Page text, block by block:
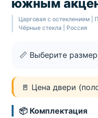
южным
Царговая с остеклением |
Чёрные стекла | Россия
📏 Выберите
🚪 Цена двери
📦 Комплектация